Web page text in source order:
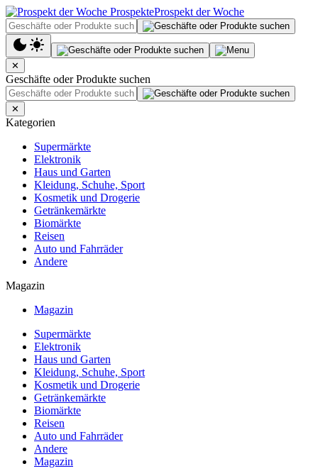
Prospekt der Woche
✕
Geschäfte oder Produkte suchen
✕
Kategorien
Supermärkte
Elektronik
Haus und Garten
Kleidung, Schuhe, Sport
Kosmetik und Drogerie
Getränkemärkte
Biomärkte
Reisen
Auto und Fahrräder
Andere
Magazin
Magazin
Supermärkte
Elektronik
Haus und Garten
Kleidung, Schuhe, Sport
Kosmetik und Drogerie
Getränkemärkte
Biomärkte
Reisen
Auto und Fahrräder
Andere
Magazin